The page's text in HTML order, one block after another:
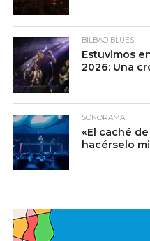
BILBAO BLUES
Estuvimos
2026: Una
SONORAMA
«El caché
hacérselo